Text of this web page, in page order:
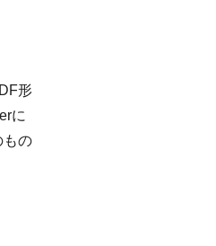
形
に
もの